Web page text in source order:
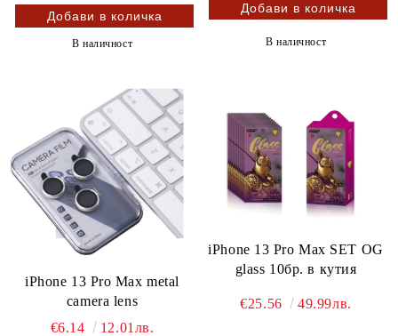
В наличност В наличност
iPhone 13 Pro Max metal
camera lens
€6.14
12.01лв.
iPhone 13 Pro Max SET OG
glass 10бр. в кутия
€25.56 49.99лв.